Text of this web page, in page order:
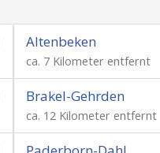
Altenbeken
ca. 7 Kilometer entfernt
Brakel-Gehrden
ca. 12 Kilometer entfernt